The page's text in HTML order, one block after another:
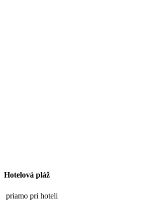
Hotelová pláž
priamo pri hoteli